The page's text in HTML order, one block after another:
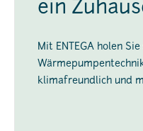
ein
Mit ENTEGA holen
klimafreundlich und